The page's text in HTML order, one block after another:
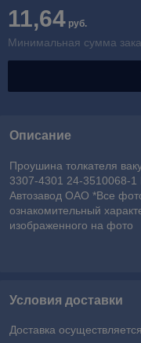
11,64 руб.
Минимальная сумма
Описание
Проушина толкателя
3307-4301 24-3510068-1
Автозавод ОАО *Все
ознакомительный
изображенного на фото
Условия доставки
Доставка